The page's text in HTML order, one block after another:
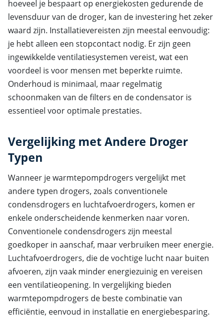
hoeveel je bespaart op energiekosten gedurende de
levensduur van de droger, kan de investering het zeker
waard zijn. Installatievereisten zijn meestal eenvoudig:
je hebt alleen een stopcontact nodig. Er zijn geen
ingewikkelde ventilatiesystemen vereist, wat een
voordeel is voor mensen met beperkte ruimte.
Onderhoud is minimaal, maar regelmatig
schoonmaken van de filters en de condensator is
essentieel voor optimale prestaties.
Vergelijking met Andere Droger
Typen
Wanneer je warmtepompdrogers vergelijkt met
andere typen drogers, zoals conventionele
condensdrogers en luchtafvoerdrogers, komen er
enkele onderscheidende kenmerken naar voren.
Conventionele condensdrogers zijn meestal
goedkoper in aanschaf, maar verbruiken meer energie.
Luchtafvoerdrogers, die de vochtige lucht naar buiten
afvoeren, zijn vaak minder energiezuinig en vereisen
een ventilatieopening. In vergelijking bieden
warmtepompdrogers de beste combinatie van
efficiëntie, eenvoud in installatie en energiebesparing.